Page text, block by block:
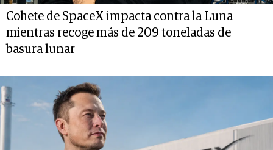
Cohete de SpaceX impacta contra la Luna
mientras recoge más de 209 toneladas de
basura lunar